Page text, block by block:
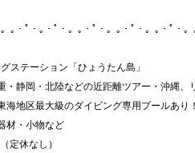
｡・ﾟ・｡・ﾟ・。｡・ﾟ・。｡・ﾟ・。｡・ﾟ・
ステーション「ひょうたん島」
・静岡・北陸などの近距離ツアー・沖縄、
海地区最大級のダイビング専用プールあり！
材・小物など
定休なし）